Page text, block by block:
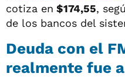
cotiza en $174,55,
de los bancos del
Deuda con el
realmente fue